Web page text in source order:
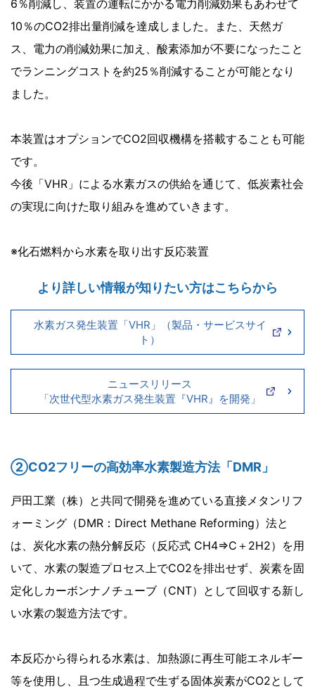
6％削減し、装置の運転にかかる電力削減効果もあわせて
10％のCO2排出量削減を達成しました。また、天然ガ
ス、電力の削減効果に加え、酸素添加が不要になったこと
でランニングコストを約25％削減することが可能となり
ました。
本装置はオプションでCO2回収機構を搭載することも可能
です。
今後「VHR」による水素ガスの供給を通じて、低炭素社会
の実現に向けた取り組みを進めていきます。
※化石燃料から水素を取り出す反応装置
より詳しい情報が知りたい方はこちらから
水素ガス発生装置「VHR」（製品・サービスサイ
ト）
ニュースリリース
「次世代型水素ガス発生装置『VHR』を開発」
②CO2フリーの高効率水素製造方法「DMR」
戸田工業（株）と共同で開発を進めている直接メタンリフ
ォーミング（DMR：Direct Methane Reforming）法と
は、炭化水素の熱分解反応（反応式 CH4⇒C＋2H2）を用
いて、水素の製造プロセス上でCO2を排出せず、炭素を固
定化しカーボンナノチューブ（CNT）として回収する新し
い水素の製造方法です。
本反応から得られる水素は、加熱源に再生可能エネルギー
等を使用し、且つ生成過程で生ずる固体炭素がCO2として